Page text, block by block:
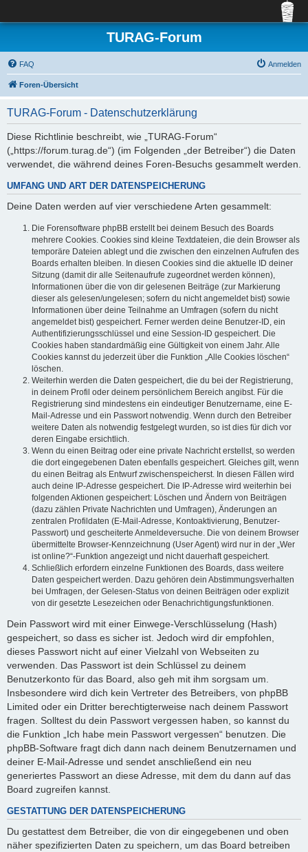
TURAG-Forum
FAQ Anmelden
Foren-Übersicht
TURAG-Forum - Datenschutzerklärung
Diese Richtlinie beschreibt, wie „TURAG-Forum“
(„https://forum.turag.de“) (im Folgenden „der Betreiber“) die Daten
verwendet, die während deines Foren-Besuchs gesammelt werden.
UMFANG UND ART DER DATENSPEICHERUNG
Deine Daten werden auf vier verschiedene Arten gesammelt:
Die Forensoftware phpBB erstellt bei deinem Besuch des Boards
mehrere Cookies. Cookies sind kleine Textdateien, die dein Browser als
temporäre Dateien ablegt und die zwischen den einzelnen Aufrufen des
Boards erhalten bleiben. In diesen Cookies sind die aktuelle ID deiner
Sitzung (damit dir alle Seitenaufrufe zugeordnet werden können),
Informationen über die von dir gelesenen Beiträge (zur Markierung
dieser als gelesen/ungelesen; sofern du nicht angemeldet bist) sowie
Informationen über deine Teilnahme an Umfragen (sofern du nicht
angemeldet bist) gespeichert. Ferner werden deine Benutzer-ID, ein
Authentifizierungsschlüssel und eine Session-ID gespeichert. Die
Cookies haben standardmäßig eine Gültigkeit von einem Jahr. Alle
Cookies kannst du jederzeit über die Funktion „Alle Cookies löschen“
löschen.
Weiterhin werden die Daten gespeichert, die du bei der Registrierung,
in deinem Profil oder deinem persönlichem Bereich angibst. Für die
Registrierung sind mindestens ein eindeutiger Benutzername, eine E-
Mail-Adresse und ein Passwort notwendig. Wenn durch den Betreiber
weitere Daten als notwendig festgelegt wurden, so ist dies für dich vor
deren Eingabe ersichtlich.
Wenn du einen Beitrag oder eine private Nachricht erstellst, so werden
die dort eingegebenen Daten ebenfalls gespeichert. Gleiches gilt, wenn
du einen Beitrag als Entwurf zwischenspeicherst. In diesen Fällen wird
auch deine IP-Adresse gespeichert. Die IP-Adresse wird weiterhin bei
folgenden Aktionen gespeichert: Löschen und Ändern von Beiträgen
(dazu zählen Private Nachrichten und Umfragen), Änderungen an
zentralen Profildaten (E-Mail-Adresse, Kontoaktivierung, Benutzer-
Passwort) und gescheiterte Anmeldeversuche. Die von deinem Browser
übermittelte Browser-Kennzeichnung (User Agent) wird nur in der „Wer
ist online?“-Funktion angezeigt und nicht dauerhaft gespeichert.
Schließlich erfordern einzelne Funktionen des Boards, dass weitere
Daten gespeichert werden. Dazu gehören dein Abstimmungsverhalten
bei Umfragen, der Gelesen-Status von deinen Beiträgen oder explizit
von dir gesetzte Lesezeichen oder Benachrichtigungsfunktionen.
Dein Passwort wird mit einer Einwege-Verschlüsselung (Hash)
gespeichert, so dass es sicher ist. Jedoch wird dir empfohlen,
dieses Passwort nicht auf einer Vielzahl von Webseiten zu
verwenden. Das Passwort ist dein Schlüssel zu deinem
Benutzerkonto für das Board, also geh mit ihm sorgsam um.
Insbesondere wird dich kein Vertreter des Betreibers, von phpBB
Limited oder ein Dritter berechtigterweise nach deinem Passwort
fragen. Solltest du dein Passwort vergessen haben, so kannst du
die Funktion „Ich habe mein Passwort vergessen“ benutzen. Die
phpBB-Software fragt dich dann nach deinem Benutzernamen und
deiner E-Mail-Adresse und sendet anschließend ein neu
generiertes Passwort an diese Adresse, mit dem du dann auf das
Board zugreifen kannst.
GESTATTUNG DER DATENSPEICHERUNG
Du gestattest dem Betreiber, die von dir eingegebenen und oben
näher spezifizierten Daten zu speichern, um das Board betreiben